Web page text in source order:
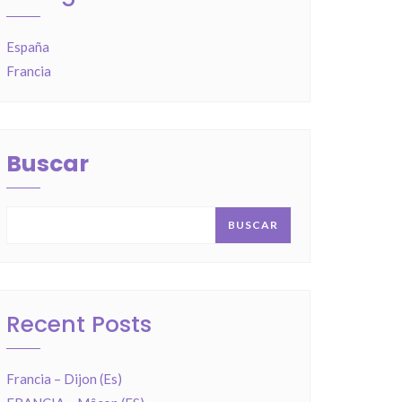
España
Francia
Buscar
BUSCAR
Recent Posts
Francia – Dijon (Es)